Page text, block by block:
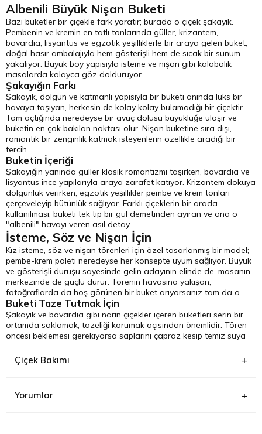
Albenili Büyük Nişan Buketi
Bazı buketler bir çiçekle fark yaratır; burada o çiçek şakayık.
Pembenin ve kremin en tatlı tonlarında güller, krizantem,
bovardia, lisyantus ve egzotik yeşilliklerle bir araya gelen buket,
doğal hasır ambalajıyla hem gösterişli hem de sıcak bir sunum
yakalıyor. Büyük boy yapısıyla isteme ve nişan gibi kalabalık
masalarda kolayca göz dolduruyor.
Şakayığın Farkı
Şakayık, dolgun ve katmanlı yapısıyla bir buketi anında lüks bir
havaya taşıyan, herkesin de kolay kolay bulamadığı bir çiçektir.
Tam açtığında neredeyse bir avuç dolusu büyüklüğe ulaşır ve
buketin en çok bakılan noktası olur. Nişan buketine sıra dışı,
romantik bir zenginlik katmak isteyenlerin özellikle aradığı bir
tercih.
Buketin İçeriği
Şakayığın yanında güller klasik romantizmi taşırken, bovardia ve
lisyantus ince yapılarıyla araya zarafet katıyor. Krizantem dokuya
dolgunluk verirken, egzotik yeşillikler pembe ve krem tonları
çerçeveleyip bütünlük sağlıyor. Farklı çiçeklerin bir arada
kullanılması, buketi tek tip bir gül demetinden ayıran ve ona o
"albenili" havayı veren asıl detay.
İsteme, Söz ve Nişan İçin
Kız isteme, söz ve nişan törenleri için özel tasarlanmış bir model;
pembe-krem paleti neredeyse her konsepte uyum sağlıyor. Büyük
ve gösterişli duruşu sayesinde gelin adayının elinde de, masanın
merkezinde de güçlü durur. Törenin havasına yakışan,
fotoğraflarda da hoş görünen bir buket arıyorsanız tam da o.
Buketi Taze Tutmak İçin
Şakayık ve bovardia gibi narin çiçekler içeren buketleri serin bir
ortamda saklamak, tazeliği korumak açısından önemlidir. Tören
öncesi beklemesi gerekiyorsa saplarını çapraz kesip temiz suya
tomurcukken teslim edilmesi normaldir; oda sıcaklığında yavaşça
açılarak en güzel hallerini alırlar.
Çiçek Bakımı
Yorumlar
Şişli